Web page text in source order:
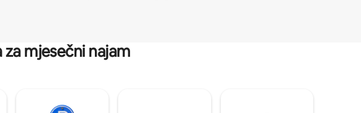
mjesečni najam